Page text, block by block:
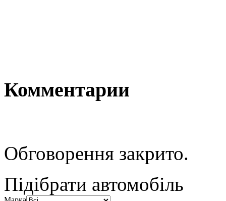
Комментарии
Обговорення закрито.
Підібрати автомобіль